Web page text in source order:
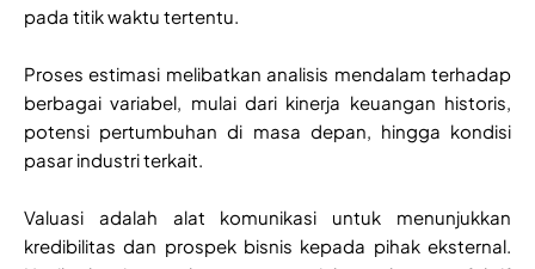
pada titik waktu tertentu.
Proses estimasi melibatkan analisis mendalam terhadap
berbagai variabel, mulai dari kinerja keuangan historis,
potensi pertumbuhan di masa depan, hingga kondisi
pasar industri terkait.
Valuasi adalah alat komunikasi untuk menunjukkan
kredibilitas dan prospek bisnis kepada pihak eksternal.